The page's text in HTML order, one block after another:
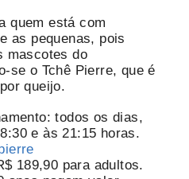
quem está com
as pequenas, pois
mascotes do
se o Tchê Pierre, que é
queijo.
todos os dias,
e às 21:15 horas.
189,90 para adultos.